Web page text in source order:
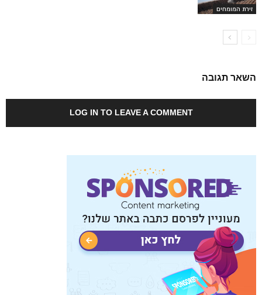
זירת המומחים
השאר תגובה
LOG IN TO LEAVE A COMMENT